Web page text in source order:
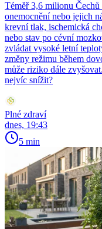
Téměř 3,6 milionu
onemocnění nebo jejich
krevní tlak, ischemická
nebo stav po cévní
zvládat vysoké letní
změny režimu během
může riziko dále
nejvíc snížit?
Plné zdraví
dnes, 19:43
5 min